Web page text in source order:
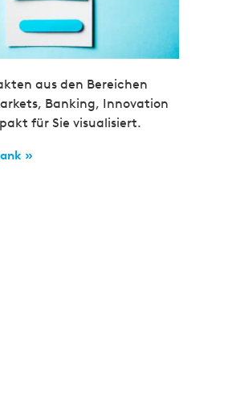
aus den Bereichen
Banking, Innovation
für Sie visualisiert.
»